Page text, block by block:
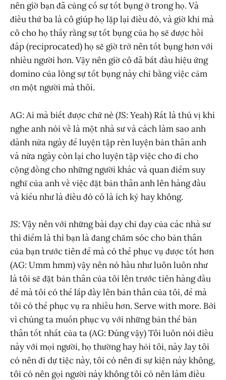
nên giờ bạn đã củng cố sự tốt bụng ở trong họ. Và
điều thứ ba là cô giúp họ lặp lại điều đó, và giờ khi mà
cô cho họ thấy rằng sự tốt bụng của họ sẽ được hồi
đáp (reciprocated) họ sẽ giờ trở nên tốt bụng hơn với
nhiều người hơn. Vậy nên giờ cô đã bắt đầu hiệu ứng
domino của lòng sự tốt bụng này chỉ bằng việc cảm
ơn một người mà thôi.
AG: Ai mà biết được chứ nè (JS: Yeah) Rất là thú vị khi
nghe anh nói về là một nhà sư và cách làm sao anh
dành nửa ngày để luyện tập rèn luyện bản thân anh
và nửa ngày còn lại cho luyện tập việc cho đi cho
cộng đồng cho những người khác và quan điểm suy
nghĩ của anh về việc đặt bản thân anh lên hàng đầu
và kiểu như là điều đó có là ích kỷ hay không.
JS: Vậy nên với những bài dạy chỉ dạy của các nhà sư
thì điểm là thì bạn là đang chăm sóc cho bản thân
của bạn trước tiên để mà có thể phục vụ được tốt hơn
(AG: Umm hmm) vậy nên nó hầu như luôn luôn như
là tôi sẽ đặt bản thân của tôi lên trước tiên hàng đầu
để mà tôi có thể lắp đầy lên bản thân của tôi, để mà
tôi có thể phục vụ ra nhiều hơn. Serve with more. Bởi
vì chúng ta muốn phục vụ với những bản thể bản
thân tốt nhất của ta (AG: Đúng vậy) Tôi luôn nói điều
này với mọi người, họ thường hay hỏi tôi, này Jay tôi
có nên đi dự tiệc này, tôi có nên đi sự kiện này không,
tôi có nên gọi người này không tôi có nên làm điều